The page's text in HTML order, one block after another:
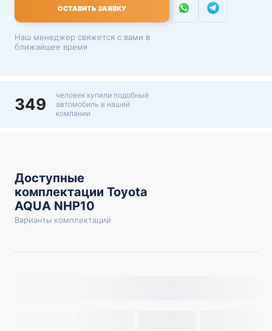
ОСТАВИТЬ ЗАЯВКУ
Наш менеджер свяжется с вами в
ближайшее время
349
человек купили подобный
автомобиль в нашей
компании
Доступные
комплектации Toyota
AQUA NHP10
Варианты комплектаций